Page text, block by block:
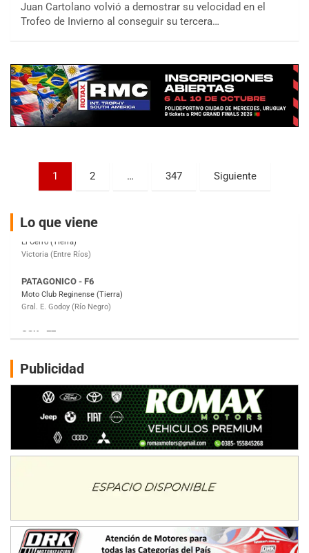
Juan Cartolano volvió a demostrar su velocidad en el
Trofeo de Invierno al conseguir su tercera…
Paginación
entradas
1 2 … 347 Siguiente
Lo que viene
IAME SERIES ARGENTINA 6
Ramiro Tot (Asfalto)
KDO - F6
Ciudad de Trenque Lauquen (Asfalto)
Trenque Lauquen (Buenos Aires)
ENTRERRIANO - F6 (POSTERGADA)
Parque de la Velocidad (Asfalto)
El Cerro (Tierra)
Victoria (Entre Ríos)
PATAGONICO - F6
Moto Club Reginense (Tierra)
Gral. E. Godoy (Río Negro)
Juventud Unida (Tierra)
Humboldt (Santa Fe)
Ciudad de Avellaneda (Asfalto)
SUR SANTAFESINO - F4
José Samuel Sánchez (Tierra)
Rufino (Santa Fe)
TUCUMANO - F5
Juan Navarro (Asfalto)
El Timbó (Tucumán)
COBERTURA ESPECIAL DE E-KART.COM.AR
IAME SERIES ARGENTINA 6
Ramiro Tot (Asfalto)
Baradero (Buenos Aires)
Publicidad